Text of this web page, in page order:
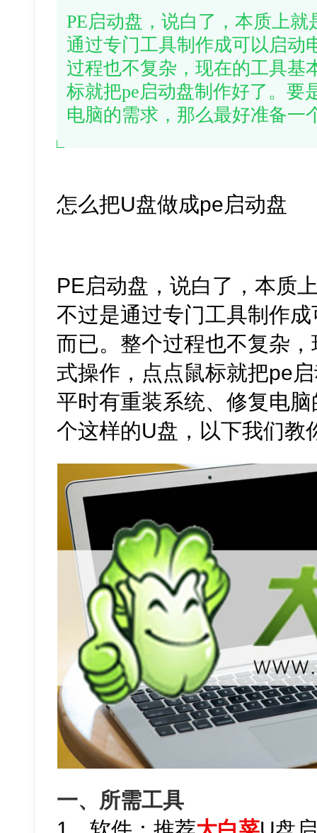
PE启动盘，说白了，本质上
通过专门工具制作成可以启动
过程也不复杂，现在的工具基
标就把pe启动盘制作好了。要
电脑的需求，那么最好准备一
怎么把U盘做成pe启动盘
PE启动盘，说白了，本质
不过是通过专门工具制作
而已。整个过程也不复杂
式操作，点点鼠标就把pe
平时有重装系统、修复电
个这样的U盘，以下我们教
一、所需工具